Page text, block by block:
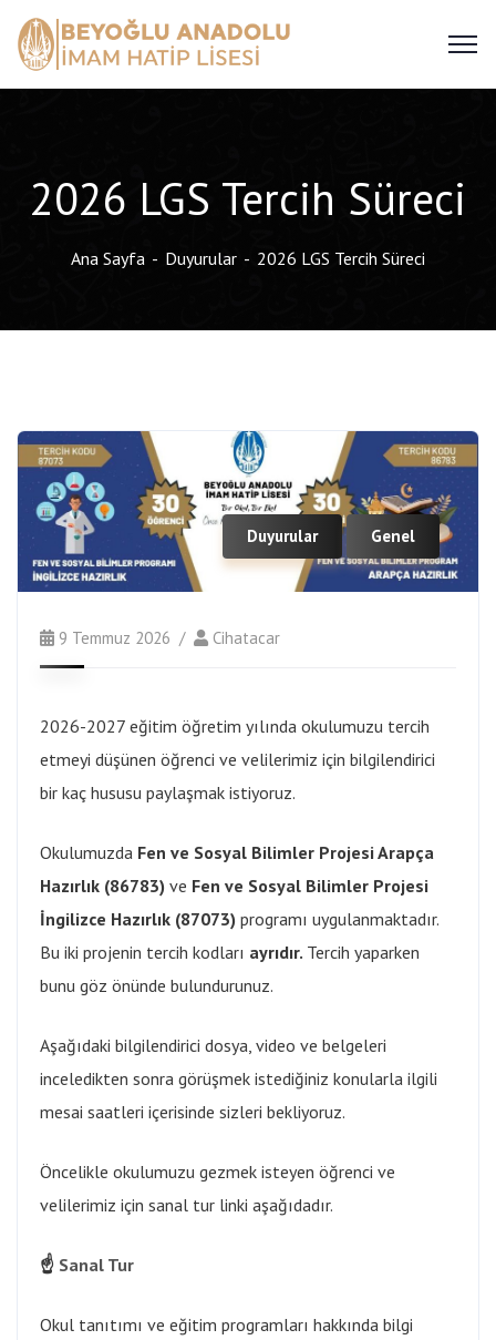
2026 LGS Tercih Süreci
Ana Sayfa Duyurular 2026 LGS Tercih Süreci
Duyurular Genel
9 Temmuz 2026 Cihatacar
2026-2027 eğitim öğretim yılında okulumuzu tercih
etmeyi düşünen öğrenci ve velilerimiz için bilgilendirici
bir kaç hususu paylaşmak istiyoruz.
Okulumuzda Fen ve Sosyal Bilimler Projesi Arapça
Hazırlık (86783) ve Fen ve Sosyal Bilimler Projesi
İngilizce Hazırlık (87073) programı uygulanmaktadır.
Bu iki projenin tercih kodları ayrıdır. Tercih yaparken
bunu göz önünde bulundurunuz.
Aşağıdaki bilgilendirici dosya, video ve belgeleri
inceledikten sonra görüşmek istediğiniz konularla ilgili
mesai saatleri içerisinde sizleri bekliyoruz.
Öncelikle okulumuzu gezmek isteyen öğrenci ve
velilerimiz için sanal tur linki aşağıdadır.
☝ Sanal Tur
Okul tanıtımı ve eğitim programları hakkında bilgi